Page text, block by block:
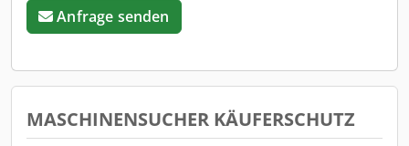
Anfrage senden
MASCHINENSUCHER KÄUFERSCHUTZ